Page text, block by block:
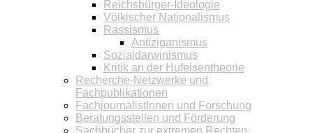
Reichsbürger-Ideologie
Völkischer Nationalismus
Rassismus
Antiziganismus
Sozialdarwinismus
Kritik an der Hufeisentheorie
Recherche-Netzwerke und
Fachpublikationen
FachjournalistInnen und Forschung
Beratungsstellen und Förderung
Sachbücher zur extremen Rechten